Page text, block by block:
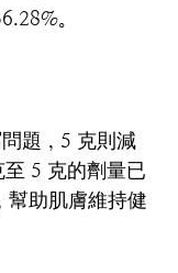
。
題， 5 克則減
至 5 克的劑量已
幫助肌膚維持健